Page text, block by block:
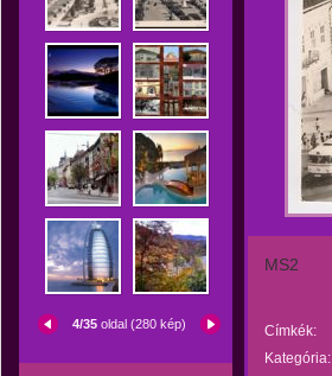
4/35 oldal (280 kép)
MS2
Címkék:
Kategória: